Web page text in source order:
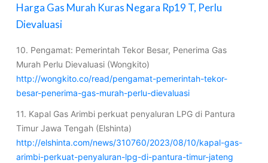
Harga Gas Murah Kuras Negara Rp19 T, Perlu
Dievaluasi
10. Pengamat: Pemerintah Tekor Besar, Penerima Gas
Murah Perlu Dievaluasi (Wongkito)
http://wongkito.co/read/pengamat-pemerintah-tekor-
besar-penerima-gas-murah-perlu-dievaluasi
11. Kapal Gas Arimbi perkuat penyaluran LPG di Pantura
Timur Jawa Tengah (Elshinta)
http://elshinta.com/news/310760/2023/08/10/kapal-gas-
arimbi-perkuat-penyaluran-lpg-di-pantura-timur-jateng